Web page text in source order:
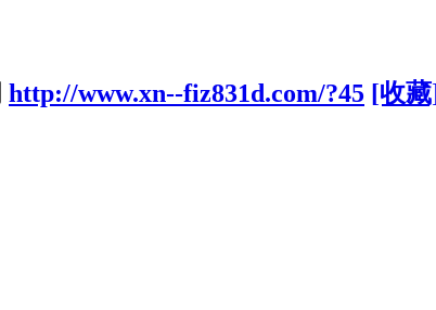
http://www.xn--fiz831d.com/?45 [收